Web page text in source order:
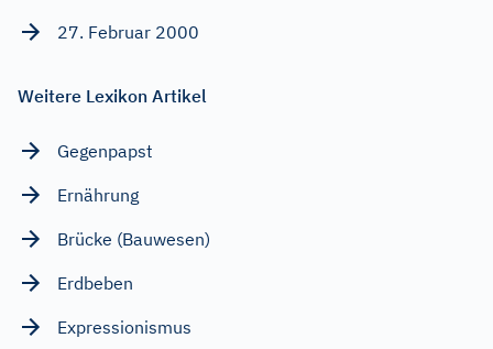
27. Februar 2000
Weitere Lexikon Artikel
Gegenpapst
Ernährung
Brücke (Bauwesen)
Erdbeben
Expressionismus